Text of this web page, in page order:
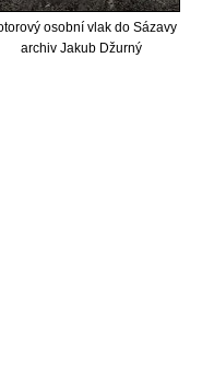
osobní vlak do Sázavy
archiv Jakub Džurný